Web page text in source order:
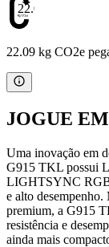
22.09
22.09 kg CO2e
JOGUE
Uma inovação em
G915 TKL possui
LIGHTSYNC RGB
e alto desempenho.
premium, a G915
resistência e
ainda mais